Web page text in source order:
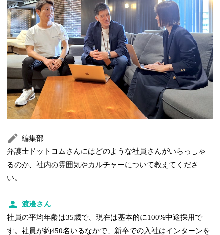
編集部
弁護士ドットコムさんにはどのような社員さんがいらっしゃ
るのか、社内の雰囲気やカルチャーについて教えてくださ
い。
渡邊さん
社員の平均年齢は35歳で、現在は基本的に100%中途採用で
す。社員が約450名いるなかで、新卒での入社はインターンを